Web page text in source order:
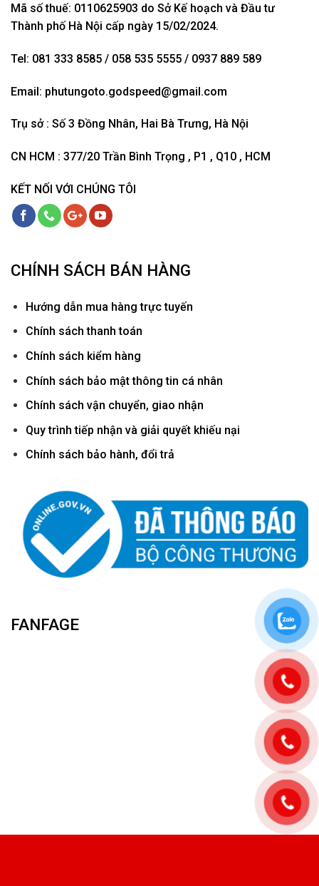
Mã số thuế: 0110625903 do Sở Kế hoạch và Đầu tư
Thành phố Hà Nội cấp ngày 15/02/2024.
Tel: 081 333 8585 / 058 535 5555 / 0937 889 589
Email: phutungoto.godspeed@gmail.com
Trụ sở : Số 3 Đồng Nhân, Hai Bà Trưng, Hà Nội
CN HCM : 377/20 Trần Bình Trọng , P1 , Q10 , HCM
KẾT NỐI VỚI CHÚNG TÔI
CHÍNH SÁCH BÁN HÀNG
Hướng dẫn mua hàng trực tuyến
Chính sách thanh toán
Chính sách kiểm hàng
Chính sách bảo mật thông tin cá nhân
Chính sách vận chuyển, giao nhận
Quy trình tiếp nhận và giải quyết khiếu nại
Chính sách bảo hành, đổi trả
FANFAGE